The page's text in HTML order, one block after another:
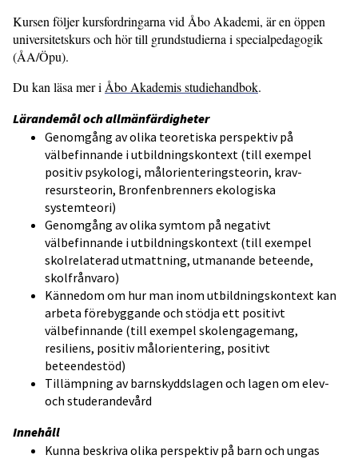
Kursen följer kursfordringarna vid Åbo Akademi, är en öppen
universitetskurs och hör till grundstudierna i specialpedagogik
(ÅA/Öpu).
Du kan läsa mer i Åbo Akademis studiehandbok.
Lärandemål och allmänfärdigheter
Genomgång av olika teoretiska perspektiv på
välbefinnande i utbildningskontext (till exempel
positiv psykologi, målorienteringsteorin, krav-
resursteorin, Bronfenbrenners ekologiska
systemteori)
Genomgång av olika symtom på negativt
välbefinnande i utbildningskontext (till exempel
skolrelaterad utmattning, utmanande beteende,
skolfrånvaro)
Kännedom om hur man inom utbildningskontext kan
arbeta förebyggande och stödja ett positivt
välbefinnande (till exempel skolengagemang,
resiliens, positiv målorientering, positivt
beteendestöd)
Tillämpning av barnskyddslagen och lagen om elev-
och studerandevård
Innehåll
Kunna beskriva olika perspektiv på barn och ungas